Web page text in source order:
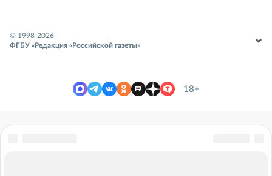
© 1998-2026
ФГБУ «Редакция «Российской газеты»
18+